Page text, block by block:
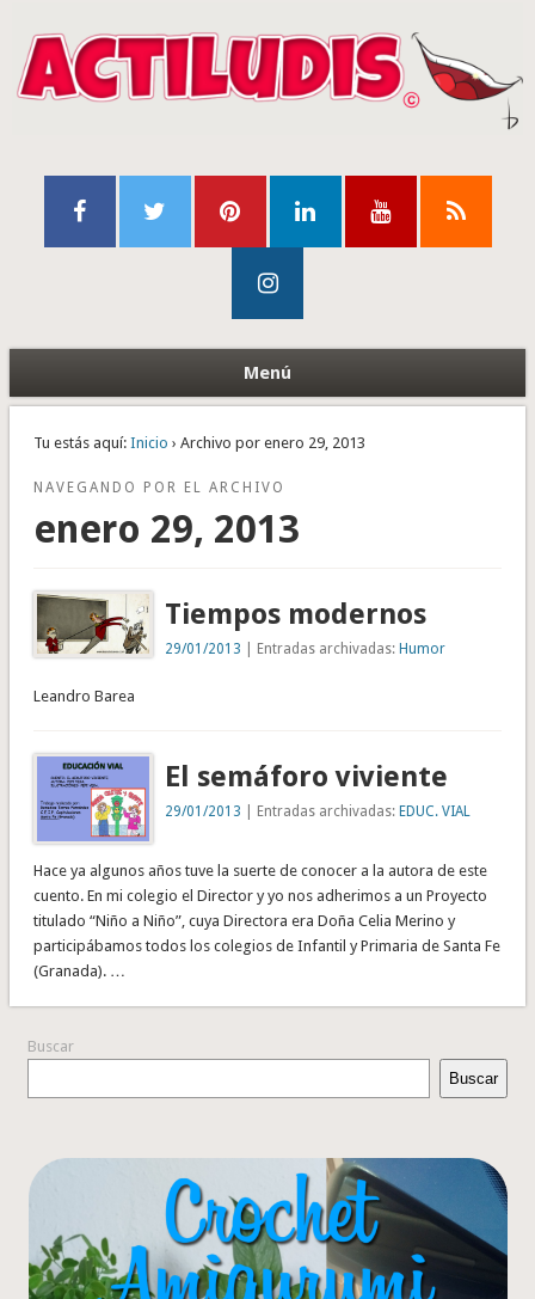
Menú
Tu estás aquí: Inicio › Archivo por enero 29, 2013
NAVEGANDO POR EL ARCHIVO
enero 29, 2013
Tiempos modernos
29/01/2013 | Entradas archivadas:Humor
Leandro Barea
El semáforo viviente
29/01/2013 | Entradas archivadas:EDUC. VIAL
Hace ya algunos años tuve la suerte de conocer a la autora de este
cuento. En mi colegio el Director y yo nos adherimos a un Proyecto
titulado “Niño a Niño”, cuya Directora era Doña Celia Merino y
participábamos todos los colegios de Infantil y Primaria de Santa Fe
(Granada). …
Buscar
Buscar